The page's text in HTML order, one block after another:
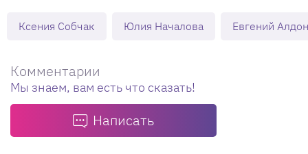
Ксения Собчак Юлия Началова Евгений
Комментарии
Мы знаем, вам есть что сказать!
Написать